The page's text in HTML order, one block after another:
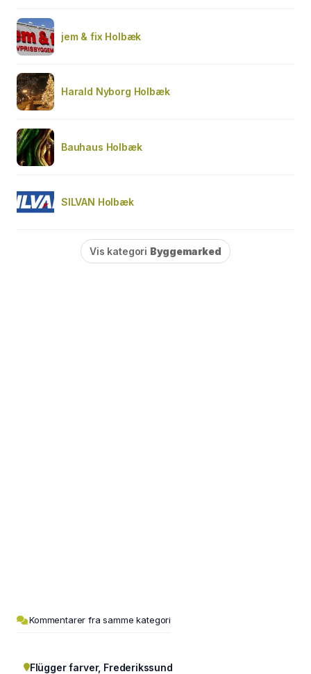
jem & fix Holbæk
Harald Nyborg Holbæk
Bauhaus Holbæk
SILVAN Holbæk
Vis kategori Byggemarked
Kommentarer fra samme kategori
Flügger farver, Frederikssund